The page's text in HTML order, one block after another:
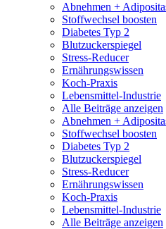
Abnehmen +
Stoffwechsel boosten
Diabetes Typ 2
Blutzuckerspiegel
Stress-Reducer
Ernährungswissen
Koch-Praxis
Lebensmittel-Industrie
Alle Beiträge anzeigen
Abnehmen +
Stoffwechsel boosten
Diabetes Typ 2
Blutzuckerspiegel
Stress-Reducer
Ernährungswissen
Koch-Praxis
Lebensmittel-Industrie
Alle Beiträge anzeigen